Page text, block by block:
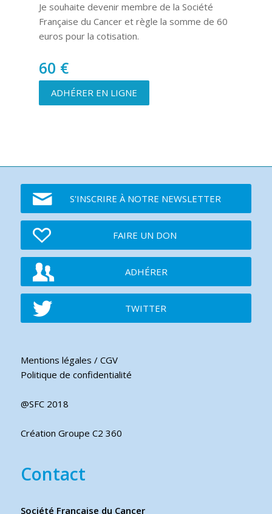
Je souhaite devenir membre de la Société
Française du Cancer et règle la somme de 60
euros pour la cotisation.
60 €
ADHÉRER EN LIGNE
S'INSCRIRE À NOTRE NEWSLETTER
FAIRE UN DON
ADHÉRER
TWITTER
Mentions légales / CGV
Politique de confidentialité
@SFC 2018
Création Groupe C2 360
Contact
Société Française du Cancer